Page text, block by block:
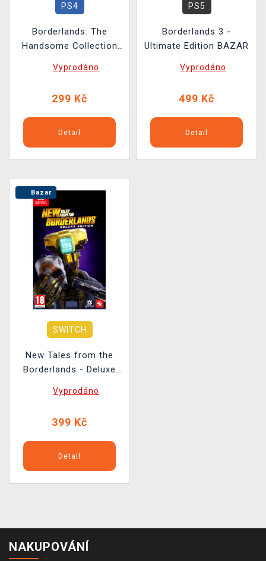
PS4
Borderlands: The
Handsome Collection
Vyprodáno
299 Kč
Detail
PS5
Borderlands 3 -
Ultimate Edition BAZAR
Vyprodáno
499 Kč
Detail
Bazar
SWITCH
New Tales from the
Borderlands - Deluxe
Vyprodáno
399 Kč
Detail
NAKUPOVÁNÍ